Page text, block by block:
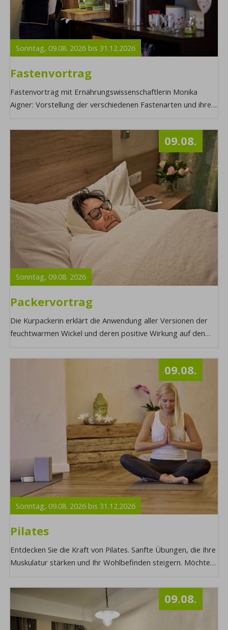
Sonntag,09.08. 2026 bis31.12.2026
Fastenvortrag
Fastenvortrag mit Ernährungswissenschaftlerin Monika
Aigner: Vorstellung der verschiedenen Fastenarten und ihre
Sonntag,09.08. 2026
09.08.
Packervortrag
Die Kurpackerin erklärt die Anwendung aller Versionen der
feuchtwarmen Wickel und deren positive Wirkung auf den
Sonntag,09.08. 2026 bis31.12.2026
09.08.
Pilates
Entdecken Sie die Kraft von Pilates. Sanfte Übungen, die Ihre
Muskulatur stärken und Ihr Wohlbefinden steigern. Möchten
09.08.